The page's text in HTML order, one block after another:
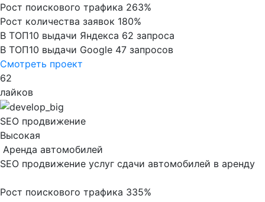
Рост поискового трафика 263%
Рост количества заявок 180%
В ТОП10 выдачи Яндекса 62 запроса
В ТОП10 выдачи Google 47 запросов
Смотреть проект
62
лайков
SEO продвижение
Высокая
Аренда автомобилей
SEO продвижение услуг сдачи автомобилей в аренду
Рост поискового трафика 335%